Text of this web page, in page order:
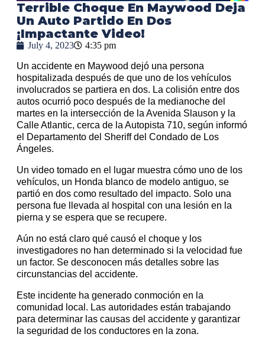
Terrible Choque En Maywood Deja
Un Auto Partido En Dos
¡Impactante Video!
July 4, 2023 4:35 pm
Un accidente en Maywood dejó una persona
hospitalizada después de que uno de los vehículos
involucrados se partiera en dos. La colisión entre dos
autos ocurrió poco después de la medianoche del
martes en la intersección de la Avenida Slauson y la
Calle Atlantic, cerca de la Autopista 710, según informó
el Departamento del Sheriff del Condado de Los
Ángeles.
Un video tomado en el lugar muestra cómo uno de los
vehículos, un Honda blanco de modelo antiguo, se
partió en dos como resultado del impacto. Solo una
persona fue llevada al hospital con una lesión en la
pierna y se espera que se recupere.
Aún no está claro qué causó el choque y los
investigadores no han determinado si la velocidad fue
un factor. Se desconocen más detalles sobre las
circunstancias del accidente.
Este incidente ha generado conmoción en la
comunidad local. Las autoridades están trabajando
para determinar las causas del accidente y garantizar
la seguridad de los conductores en la zona.